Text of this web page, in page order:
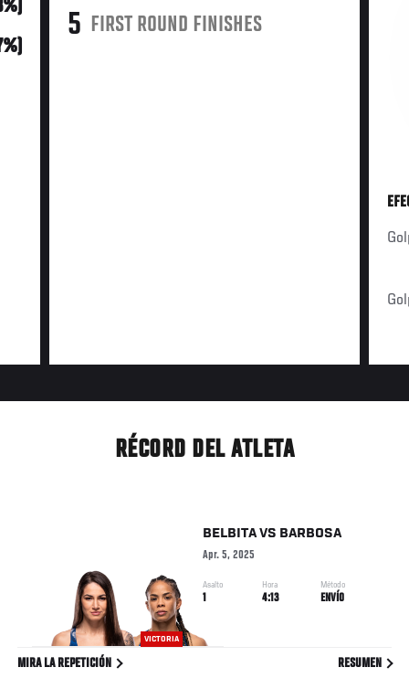
5 FIRST ROUND FINISHES
RÉCORD DEL ATLETA
VICTORIA
BELBITAVS BARBOSA
Apr. 5, 2025
Asalto
1
Hora
4:13
Método
ENVÍO
MIRA LA REPETICIÓN RESUMEN